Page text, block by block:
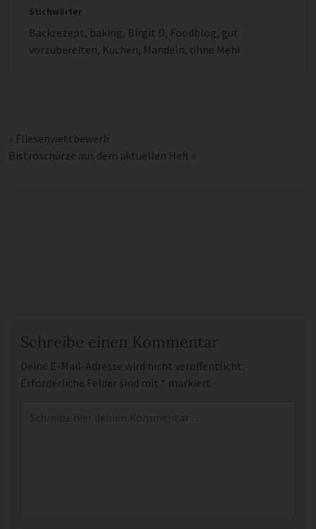
Stichwörter
Backrezept, baking, Birgit D, Foodblog, gut
vorzubereiten, Kuchen, Mandeln, ohne Mehl
« Fliesenwettbewerb
Bistroschürze aus dem aktuellen Heft »
Schreibe einen Kommentar
Deine E-Mail-Adresse wird nicht veröffentlicht.
Erforderliche Felder sind mit * markiert